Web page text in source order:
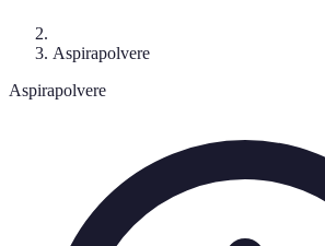
Aspirapolvere
Aspirapolvere